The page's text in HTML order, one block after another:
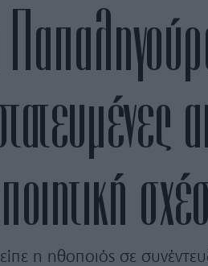
η ηθοποιός σε